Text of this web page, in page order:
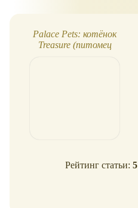
Palace Pets: котёнок
Treasure (питомец
Рейтинг статьи: 5